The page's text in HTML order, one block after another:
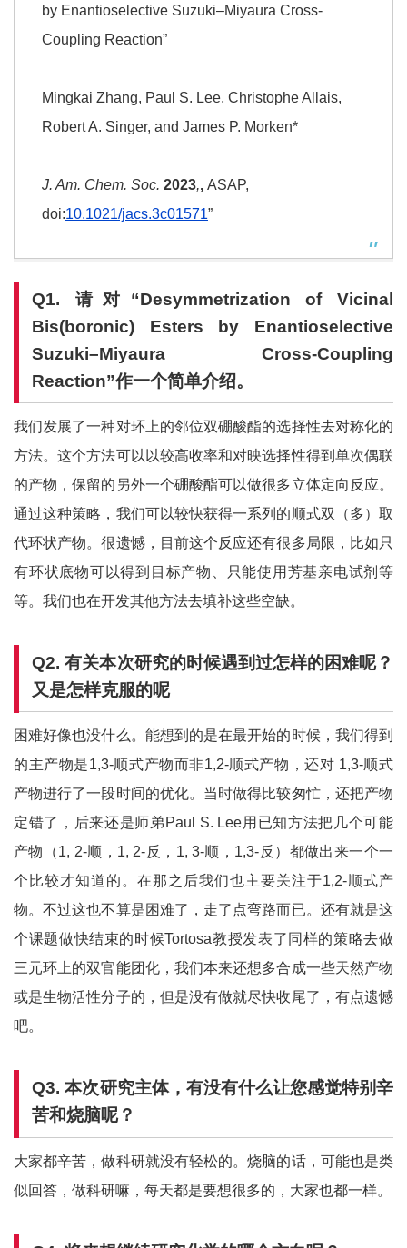
by Enantioselective Suzuki–Miyaura Cross-
Coupling Reaction”
Mingkai Zhang, Paul S. Lee, Christophe Allais,
Robert A. Singer, and James P. Morken*
J. Am. Chem. Soc. 2023,, ASAP,
doi:10.1021/jacs.3c01571”
Q1. 请对 “Desymmetrization of Vicinal
Bis(boronic) Esters by Enantioselective
Suzuki–Miyaura Cross-Coupling
Reaction”作一个简单介绍。
我们发展了一种对环上的邻位双硼酸酯的选择性去对称化的
方法。这个方法可以以较高收率和对映选择性得到单次偶联
的产物，保留的另外一个硼酸酯可以做很多立体定向反应。
通过这种策略，我们可以较快获得一系列的顺式双（多）取
代环状产物。很遗憾，目前这个反应还有很多局限，比如只
有环状底物可以得到目标产物、只能使用芳基亲电试剂等
等。我们也在开发其他方法去填补这些空缺。
Q2. 有关本次研究的时候遇到过怎样的困难呢？
又是怎样克服的呢
困难好像也没什么。能想到的是在最开始的时候，我们得到
的主产物是1,3-顺式产物而非1,2-顺式产物，还对 1,3-顺式
产物进行了一段时间的优化。当时做得比较匆忙，还把产物
定错了，后来还是师弟Paul S. Lee用已知方法把几个可能
产物（1, 2-顺，1, 2-反，1, 3-顺，1,3-反）都做出来一个一
个比较才知道的。在那之后我们也主要关注于1,2-顺式产
物。不过这也不算是困难了，走了点弯路而已。还有就是这
个课题做快结束的时候Tortosa教授发表了同样的策略去做
三元环上的双官能团化，我们本来还想多合成一些天然产物
或是生物活性分子的，但是没有做就尽快收尾了，有点遗憾
吧。
Q3. 本次研究主体，有没有什么让您感觉特别辛
苦和烧脑呢？
大家都辛苦，做科研就没有轻松的。烧脑的话，可能也是类
似回答，做科研嘛，每天都是要想很多的，大家也都一样。